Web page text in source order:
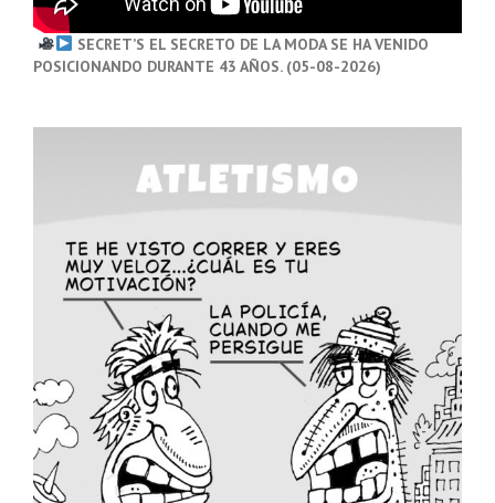
SECRET’S EL SECRETO DE LA MODA SE HA VENIDO
POSICIONANDO DURANTE 43 AÑOS. (05-08-2026)